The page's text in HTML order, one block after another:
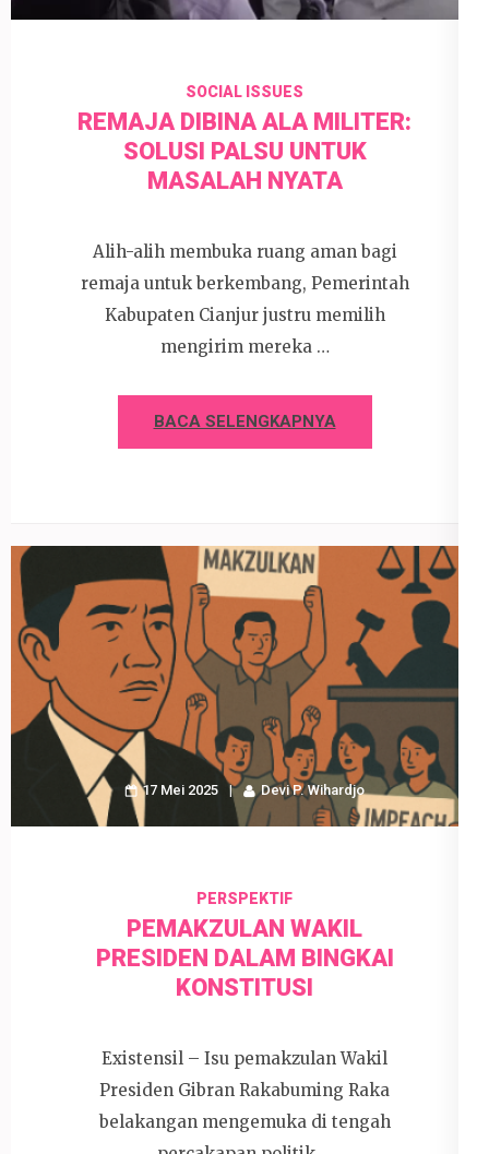
SOCIAL ISSUES
REMAJA DIBINA ALA MILITER:
SOLUSI PALSU UNTUK
MASALAH NYATA
Alih-alih membuka ruang aman bagi
remaja untuk berkembang, Pemerintah
Kabupaten Cianjur justru memilih
mengirim mereka …
BACA SELENGKAPNYA
17 Mei 2025 Devi P. Wihardjo
PERSPEKTIF
PEMAKZULAN WAKIL
PRESIDEN DALAM BINGKAI
KONSTITUSI
Existensil – Isu pemakzulan Wakil
Presiden Gibran Rakabuming Raka
belakangan mengemuka di tengah